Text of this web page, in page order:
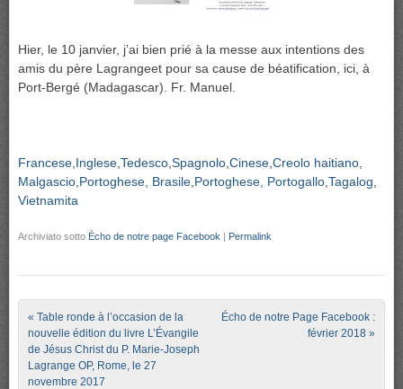
Hier, le 10 janvier, j’ai bien prié à la messe aux intentions des
amis du père Lagrangeet pour sa cause de béatification, ici, à
Port-Bergé (Madagascar). Fr. Manuel.
Francese Inglese Tedesco Spagnolo Cinese Creolo haitiano
Malgascio Portoghese, Brasile Portoghese, Portogallo Tagalog
Vietnamita
Archiviato sotto Écho de notre page Facebook | Permalink
Post navigation
« Table ronde à l’occasion de la
nouvelle édition du livre L’Évangile
de Jésus Christ du P. Marie-Joseph
Lagrange OP, Rome, le 27
novembre 2017
Écho de notre Page Facebook :
février 2018 »